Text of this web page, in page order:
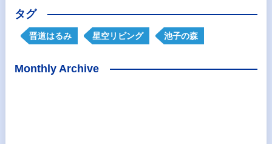
タグ
晋道はるみ 星空リビング 池子の森
Monthly Archive